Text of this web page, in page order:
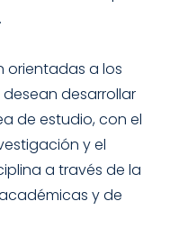
orientadas a los
desarrollar
de estudio, con el
y el
a través de la
y de